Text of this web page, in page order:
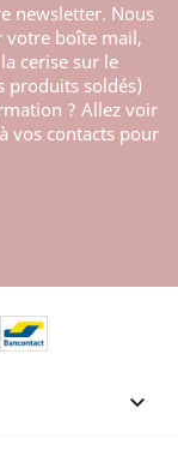
newsletter. Nous
votre boîte mail,
cerise sur le
produits soldés)
? Allez voir
vos contacts pour
